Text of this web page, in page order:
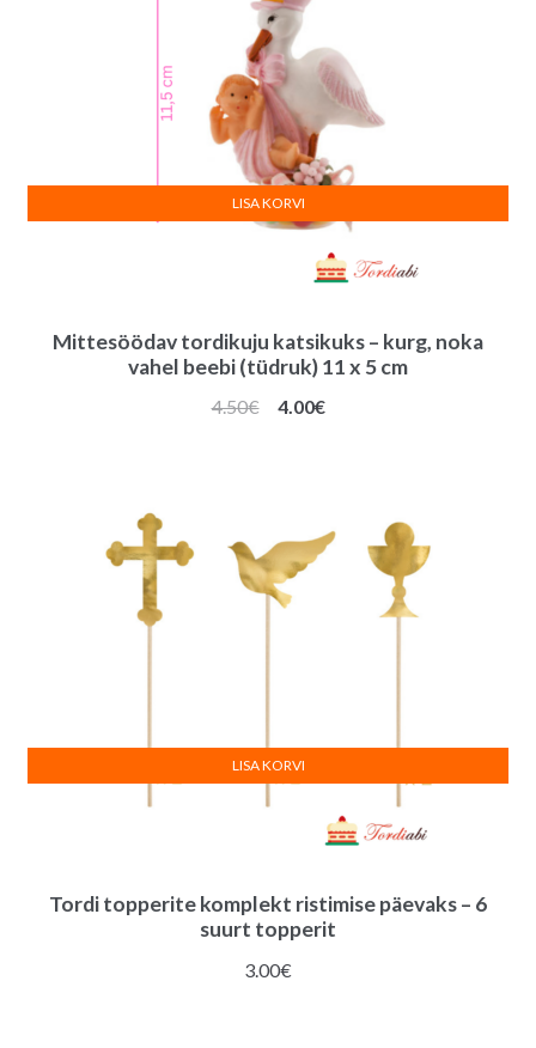
Mittesöödav tordikuju katsikuks – kurg, noka
vahel beebi (tüdruk) 11 x 5 cm
4.50€
Algne
4.00€Praegune
LISA KORVI
Tordi topperite komplekt ristimise päevaks – 6
suurt topperit
3.00€
LISA KORVI